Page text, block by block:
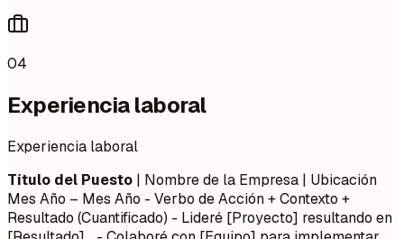
04
Experiencia laboral
Experiencia laboral
Título del Puesto | Nombre de la Empresa | Ubicación
Mes Año – Mes Año - Verbo de Acción + Contexto +
Resultado (Cuantificado) - Lideré [Proyecto] resultando en